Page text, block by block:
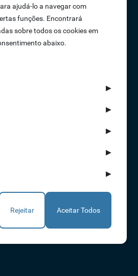
ajudá-lo a navegar com
funções. Encontrará
sobre todos os cookies em
abaixo.
▶
▶
▶
▶
▶
Rejeitar Aceitar Todos